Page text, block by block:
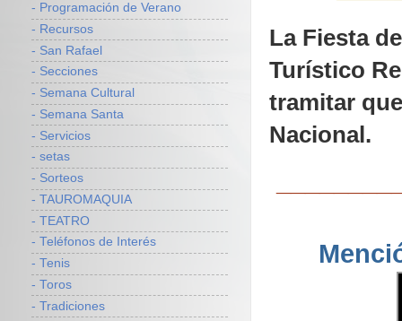
La Fiesta
Turístico
tramitar
Nacional.
- Programación de Verano
- Recursos
- San Rafael
- Secciones
- Semana Cultural
- Semana Santa
- Servicios
- setas
- Sorteos
- TAUROMAQUIA
- TEATRO
- Teléfonos de Interés
- Tenis
- Toros
- Tradiciones